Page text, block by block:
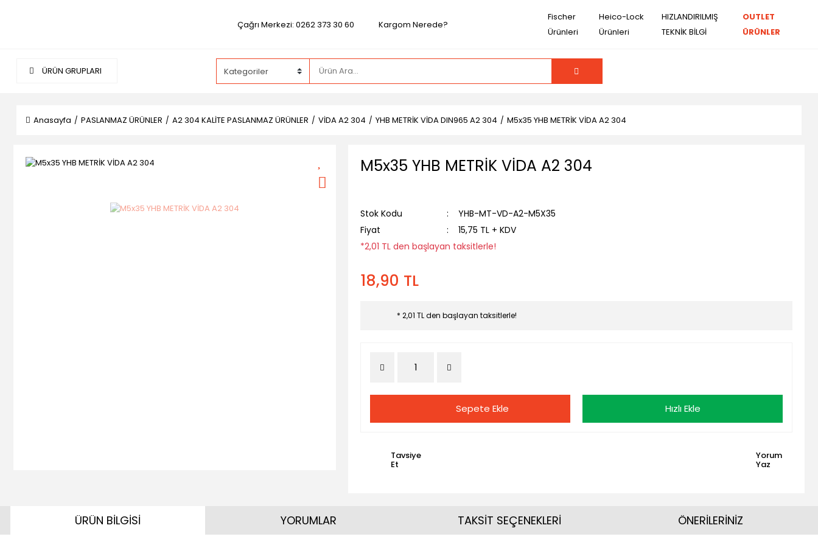
Çağrı Merkezi: 0262 373 30 60 Kargom Nerede?
Fischer
Ürünleri
Heico-Lock
Ürünleri
HIZLANDIRILMIŞ
TEKNİK BİLGİ
OUTLET
ÜRÜNLER
ÜRÜN GRUPLARI
Anasayfa PASLANMAZ ÜRÜNLER A2 304 KALİTE PASLANMAZ ÜRÜNLER VİDA A2 304 YHB METRİK VİDA DIN965 A2 304 M5x35 YHB METRİK VİDA A2 304
M5x35 YHB METRİK VİDA A2 304
Stok Kodu
YHB-MT-VD-A2-M5X35
Fiyat
15,75 TL + KDV
*2,01 TL den başlayan taksitlerle!
18,90 TL
* 2,01 TL den başlayan taksitlerle!
Sepete Ekle Hızlı Ekle
Tavsiye
Et
Yorum
Yaz
ÜRÜN BİLGİSİ YORUMLAR TAKSİT SEÇENEKLERİ ÖNERİLERİNİZ